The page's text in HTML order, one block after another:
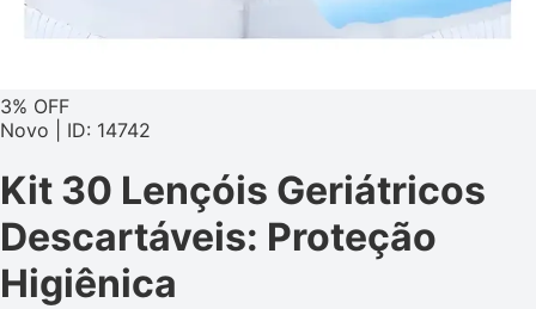
3% OFF
Novo | ID: 14742
Kit 30 Lençóis Geriátricos
Descartáveis: Proteção
Higiênica